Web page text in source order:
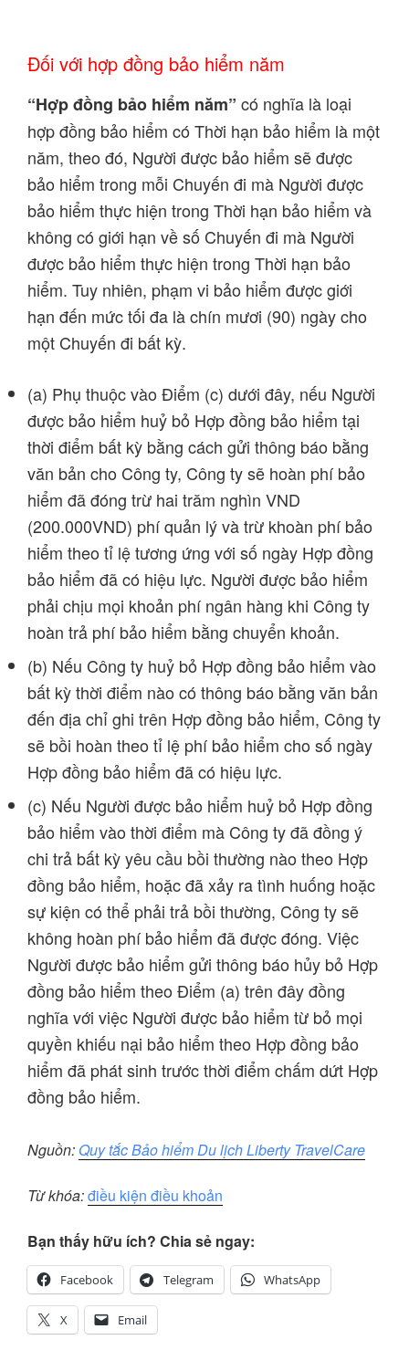
Đối với hợp đồng bảo hiểm năm
“Hợp đồng bảo hiểm năm” có nghĩa là loại
hợp đồng bảo hiểm có Thời hạn bảo hiểm là một
năm, theo đó, Người được bảo hiểm sẽ được
bảo hiểm trong mỗi Chuyến đi mà Người được
bảo hiểm thực hiện trong Thời hạn bảo hiểm và
không có giới hạn về số Chuyến đi mà Người
được bảo hiểm thực hiện trong Thời hạn bảo
hiểm. Tuy nhiên, phạm vi bảo hiểm được giới
hạn đến mức tối đa là chín mươi (90) ngày cho
một Chuyến đi bất kỳ.
(a) Phụ thuộc vào Điểm (c) dưới đây, nếu Người
được bảo hiểm huỷ bỏ Hợp đồng bảo hiểm tại
thời điểm bất kỳ bằng cách gửi thông báo bằng
văn bản cho Công ty, Công ty sẽ hoàn phí bảo
hiểm đã đóng trừ hai trăm nghìn VND
(200.000VND) phí quản lý và trừ khoàn phí bảo
hiểm theo tỉ lệ tương ứng với số ngày Hợp đồng
bảo hiểm đã có hiệu lực. Người được bảo hiểm
phải chịu mọi khoản phí ngân hàng khi Công ty
hoàn trả phí bảo hiểm bằng chuyển khoản.
(b) Nếu Công ty huỷ bỏ Hợp đồng bảo hiểm vào
bất kỳ thời điểm nào có thông báo bằng văn bản
đến địa chỉ ghi trên Hợp đồng bảo hiểm, Công ty
sẽ bồi hoàn theo tỉ lệ phí bảo hiểm cho số ngày
Hợp đồng bảo hiểm đã có hiệu lực.
(c) Nếu Người được bảo hiểm huỷ bỏ Hợp đồng
bảo hiểm vào thời điểm mà Công ty đã đồng ý
chi trả bất kỳ yêu cầu bồi thường nào theo Hợp
đồng bảo hiểm, hoặc đã xảy ra tình huống hoặc
sự kiện có thể phải trả bồi thường, Công ty sẽ
không hoàn phí bảo hiểm đã được đóng. Việc
Người được bảo hiểm gửi thông báo hủy bỏ Hợp
đồng bảo hiểm theo Điểm (a) trên đây đồng
nghĩa với việc Người được bảo hiểm từ bỏ mọi
quyền khiếu nại bảo hiểm theo Hợp đồng bảo
hiểm đã phát sinh trước thời điểm chấm dứt Hợp
đồng bảo hiểm.
Nguồn: Quy tắc Bảo hiểm Du lịch Liberty TravelCare
Từ khóa:điều kiện điều khoản
Bạn thấy hữu ích? Chia sẻ ngay:
Facebook Telegram WhatsApp
X Email